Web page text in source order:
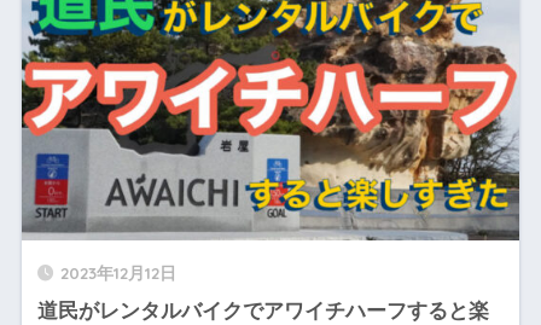
2023年12月12日
道民がレンタルバイクでアワイチハーフすると楽